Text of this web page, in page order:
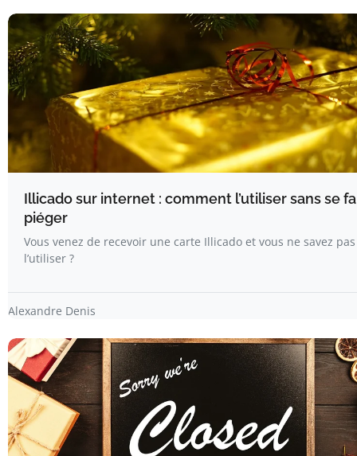
Illicado sur internet : comment l’utiliser sans se
piéger
Vous venez de recevoir une carte Illicado et vous ne savez
l’utiliser ?
Alexandre Denis